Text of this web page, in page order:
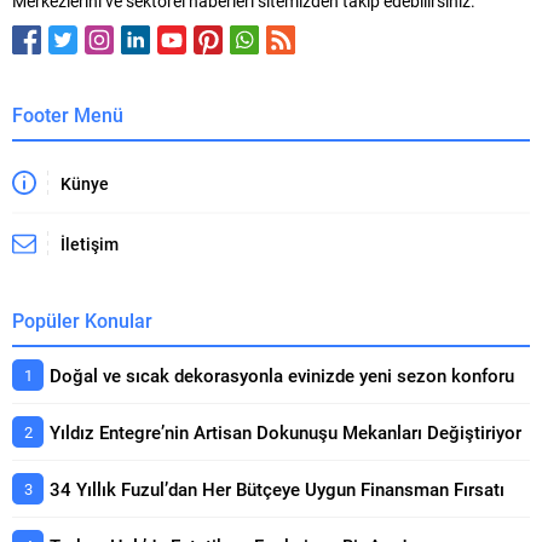
özelleştirme imkânı sunuyor....
bünyesinde “Şehircilikte Yeni
Teknolojiler ve Gelecek Vizyonu”
adlı kongrenin dışında ayrıca...
Footer Menü
Künye
İletişim
Popüler Konular
Doğal ve sıcak dekorasyonla evinizde yeni sezon konforu
Yıldız Entegre’nin Artisan Dokunuşu Mekanları Değiştiriyor
34 Yıllık Fuzul’dan Her Bütçeye Uygun Finansman Fırsatı